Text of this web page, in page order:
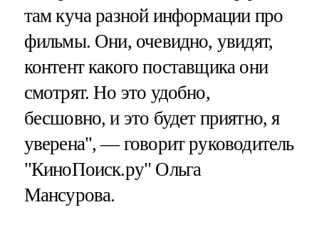
там куча разной информации про
фильмы. Они, очевидно, увидят,
контент какого поставщика они
смотрят. Но это удобно,
бесшовно, и это будет приятно, я
уверена", — говорит руководитель
"КиноПоиск.ру" Ольга
Мансурова.